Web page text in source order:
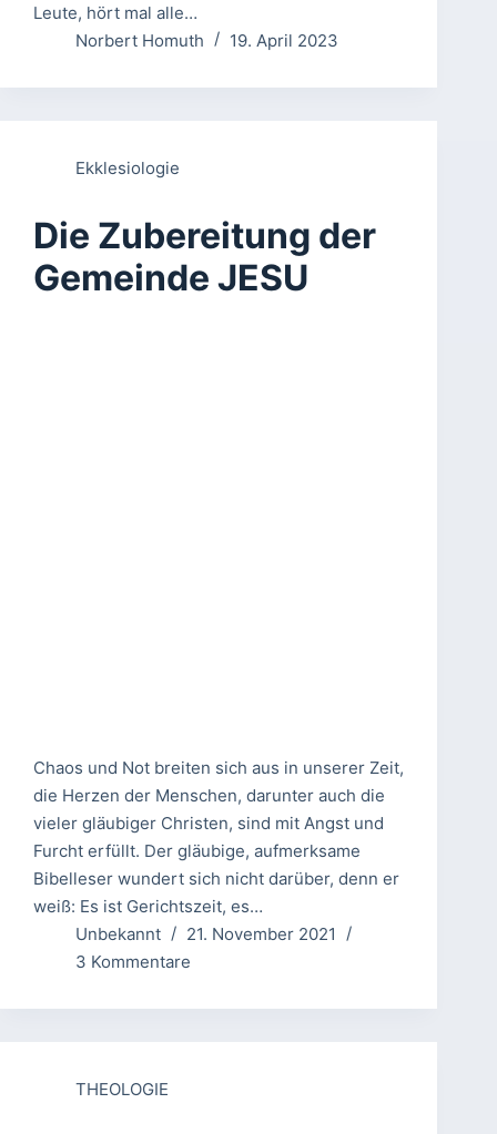
Leute, hört mal alle…
Norbert Homuth
19. April 2023
Ekklesiologie
Die Zubereitung der
Gemeinde JESU
Chaos und Not breiten sich aus in unserer Zeit,
die Herzen der Menschen, darunter auch die
vieler gläubiger Christen, sind mit Angst und
Furcht erfüllt. Der gläubige, aufmerksame
Bibelleser wundert sich nicht darüber, denn er
weiß: Es ist Gerichtszeit, es…
Unbekannt
21. November 2021
3 Kommentare
THEOLOGIE